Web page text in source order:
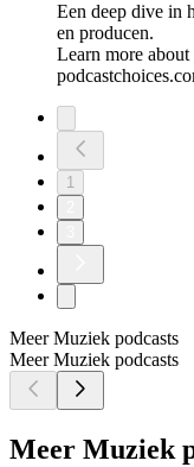
Een deep dive in
en producen.
Learn more
1
Meer Muziek podcasts
Meer Muziek podcasts
Meer Muziek